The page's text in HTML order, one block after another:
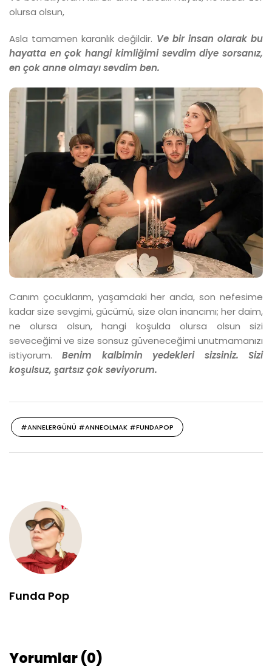
olursa olsun,
Asla tamamen karanlık değildir. Ve bir insan olarak bu
hayatta en çok hangi kimliğimi sevdim diye sorsanız,
en çok anne olmayı sevdim ben.
Canım çocuklarım, yaşamdaki her anda, son nefesime
kadar size sevgimi, gücümü, size olan inancımı; her daim,
ne olursa olsun, hangi koşulda olursa olsun sizi
seveceğimi ve size sonsuz güveneceğimi unutmamanızı
istiyorum.Benim kalbimin yedekleri sizsiniz. Sizi
koşulsuz, şartsız çok seviyorum.
#ANNELERGÜNÜ #ANNEOLMAK #FUNDAPOP
Funda Pop
Yorumlar (0)